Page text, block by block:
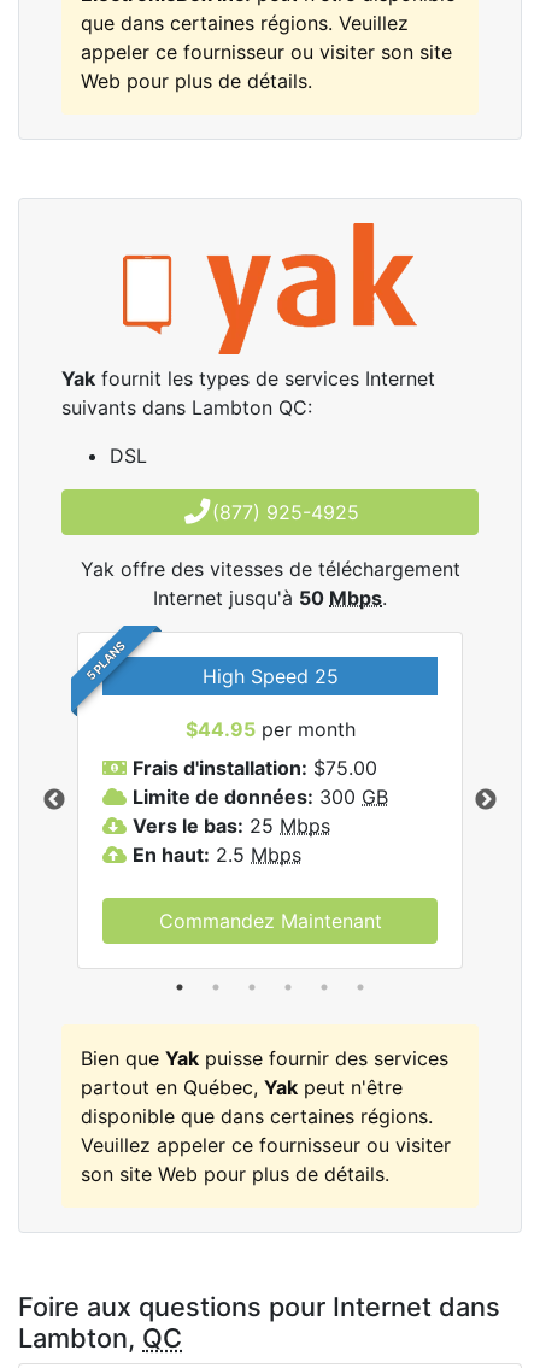
que dans certaines régions. Veuillez
appeler ce fournisseur ou visiter son site
Web pour plus de détails.
Yak fournit les types de services Internet
suivants dans Lambton QC:
DSL
(877) 925-4925
Yak offre des vitesses de téléchargement
Internet jusqu'à 50 Mbps.
5 PLANS High Speed 25
$44.95per month
Frais d'installation: $75.00
Limite de données: 300 GB
Vers le bas: 25 Mbps
En haut: 2.5 Mbps
Commandez Maintenant
Bien que Yak puisse fournir des services
partout en Québec, Yak peut n'être
disponible que dans certaines régions.
Veuillez appeler ce fournisseur ou visiter
son site Web pour plus de détails.
Foire aux questions pour Internet dans
Lambton, QC